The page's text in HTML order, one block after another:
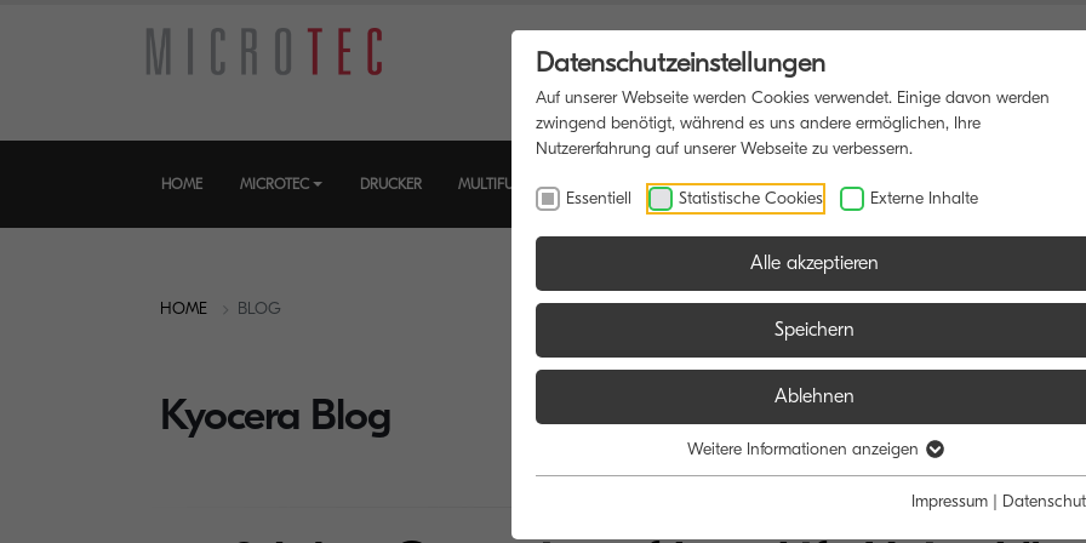
HOME MICROTEC DRUCKER MULTIFUNKTIONSDRUCKER SOFTWARE BLOG
HOME BLOG
Kyocera Blog
Datenschutzeinstellungen
Auf unserer Webseite werden Cookies verwendet. Einige davon werden
zwingend benötigt, während es uns andere ermöglichen, Ihre
Nutzererfahrung auf unserer Webseite zu verbessern.
Essentiell Statistische Cookies Externe Inhalte
Alle akzeptieren
Speichern
Ablehnen
Weitere Informationen anzeigen
Impressum |